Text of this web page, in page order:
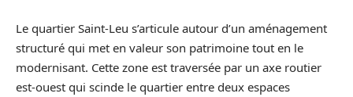
Le quartier Saint-Leu s’articule autour d’un aménagement
structuré qui met en valeur son patrimoine tout en le
modernisant. Cette zone est traversée par un axe routier
est-ouest qui scinde le quartier entre deux espaces